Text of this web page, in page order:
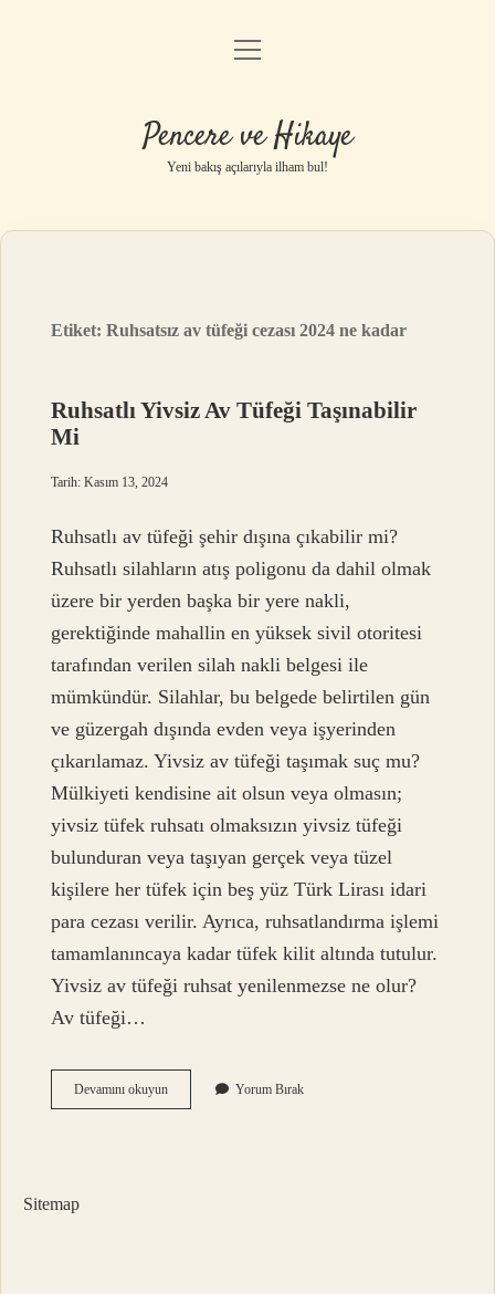
Anasayfa
Yasal Uyarı
menüyü
Pencere ve Hikaye
Yeni bakış açılarıyla ilham bul!
Etiket:Ruhsatsız av tüfeği cezası 2024 ne kadar
Ruhsatlı Yivsiz Av Tüfeği Taşınabilir
Mi
Tarih: Kasım 13, 2024
Ruhsatlı av tüfeği şehir dışına çıkabilir mi?
Ruhsatlı silahların atış poligonu da dahil olmak
üzere bir yerden başka bir yere nakli,
gerektiğinde mahallin en yüksek sivil otoritesi
tarafından verilen silah nakli belgesi ile
mümkündür. Silahlar, bu belgede belirtilen gün
ve güzergah dışında evden veya işyerinden
çıkarılamaz. Yivsiz av tüfeği taşımak suç mu?
Mülkiyeti kendisine ait olsun veya olmasın;
yivsiz tüfek ruhsatı olmaksızın yivsiz tüfeği
bulunduran veya taşıyan gerçek veya tüzel
kişilere her tüfek için beş yüz Türk Lirası idari
para cezası verilir. Ayrıca, ruhsatlandırma işlemi
tamamlanıncaya kadar tüfek kilit altında tutulur.
Yivsiz av tüfeği ruhsat yenilenmezse ne olur?
Av tüfeği…
Devamını okuyunRuhsatlı
Yivsiz
Yorum Bırak
Sitemap